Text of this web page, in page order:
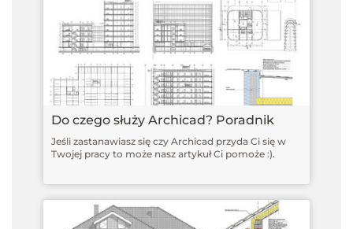
Do czego służy Archicad? Poradnik
Jeśli zastanawiasz się czy Archicad przyda Ci się w
Twojej pracy to może nasz artykuł Ci pomoże :).